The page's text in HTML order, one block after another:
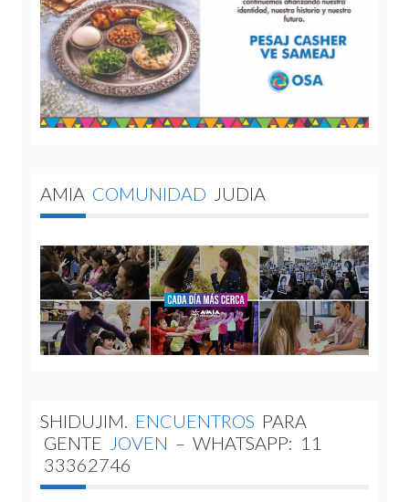
AMIA COMUNIDAD JUDIA
SHIDUJIM. ENCUENTROS PARA
GENTE JOVEN – WHATSAPP: 11
33362746